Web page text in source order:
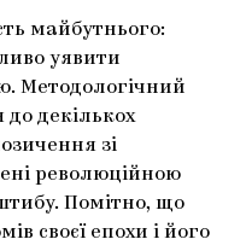
майбутнього:
уявити
Методологічний
декількох
зі
революційною
Помітно, що
своєї епохи і його